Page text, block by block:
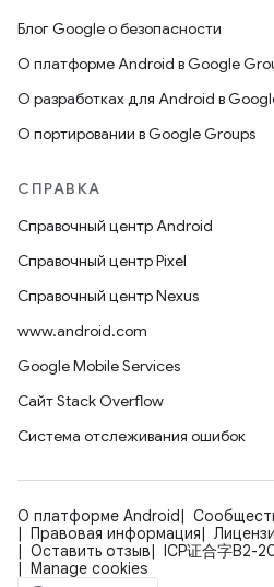
Блог Google о безопасности
О платформе Android в Google
О разработках для Android в
О портировании в Google Groups
СПРАВКА
Справочный центр Android
Справочный центр Pixel
Справочный центр Nexus
www.android.com
Google Mobile Services
Сайт Stack Overflow
Система отслеживания ошибок
О платформе Android
Правовая информация
Оставить отзыв
ICP证合字B2-
Manage cookies